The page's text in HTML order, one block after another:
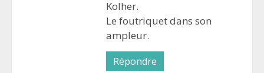
Kolher.
Le foutriquet dans son
ampleur.
Répondre